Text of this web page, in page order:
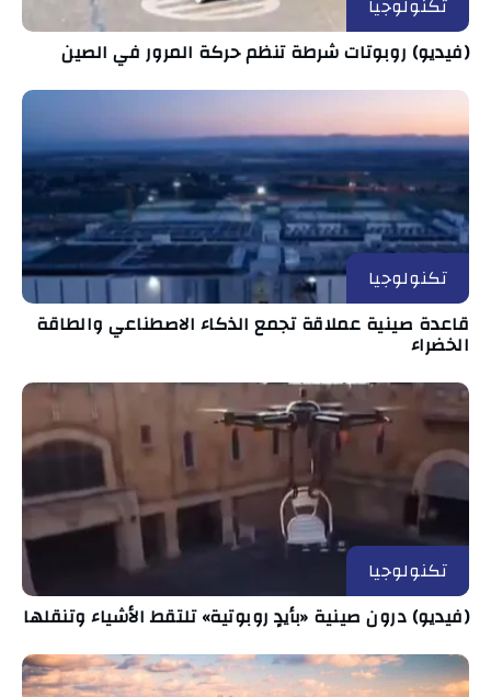
(فيديو) روبوتات شرطة تنظم حركة المرور في الصين
تكنولوجيا
قاعدة صينية عملاقة تجمع الذكاء الاصطناعي والطاقة
الخضراء
تكنولوجيا
(فيديو) درون صينية «بأيدٍ روبوتية» تلتقط الأشياء وتنقلها